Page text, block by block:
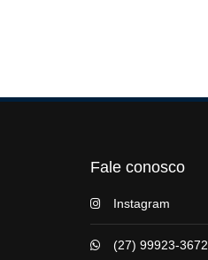
Fale conosco
Instagram
(27) 99923-3672